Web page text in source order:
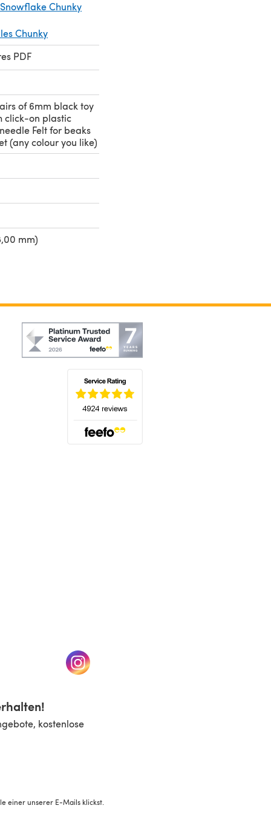
Chunky
Chunky
PDF
of 6mm black toy
click-on plastic
Felt for beaks
(any colour you like)
mm)
neuen Tab)(öffnet sich in einem neuen Tab)
kostenlose
einer unserer E-Mails klickst.